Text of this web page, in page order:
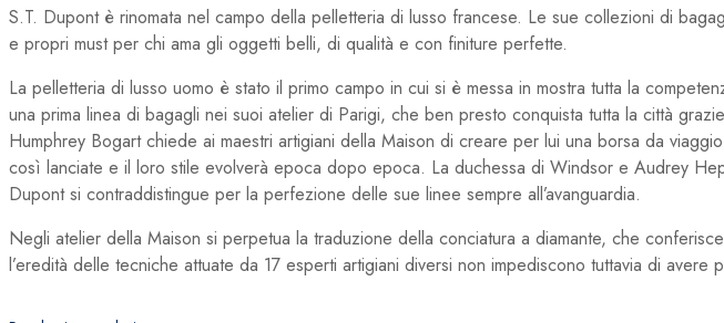
S.T. Dupont è rinomata nel campo della pelletteria di lusso francese. Le sue collezioni di
e propri must per chi ama gli oggetti belli, di qualità e con finiture perfette.
La pelletteria di lusso uomo è stato il primo campo in cui si è messa in mostra tutta la
una prima linea di bagagli nei suoi atelier di Parigi, che ben presto conquista tutta la città
Humphrey Bogart chiede ai maestri artigiani della Maison di creare per lui una borsa da
così lanciate e il loro stile evolverà epoca dopo epoca. La duchessa di Windsor e Audrey
Dupont si contraddistingue per la perfezione delle sue linee sempre all’avanguardia.
Negli atelier della Maison si perpetua la traduzione della conciatura a diamante, che
l’eredità delle tecniche attuate da 17 esperti artigiani diversi non impediscono tuttavia di avere